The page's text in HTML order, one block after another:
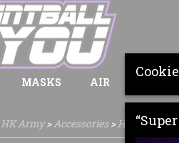
MASKS AIR
HK Army>Accessories>HK Army